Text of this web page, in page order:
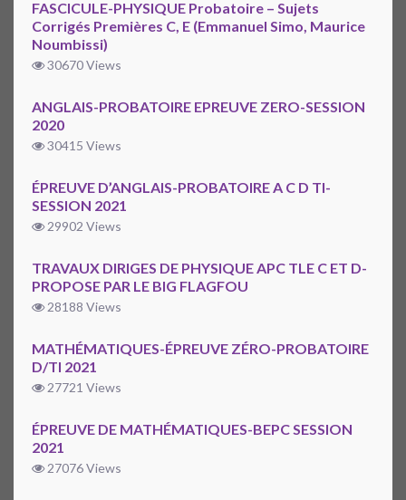
FASCICULE-PHYSIQUE Probatoire – Sujets
Corrigés Premières C, E (Emmanuel Simo, Maurice
Noumbissi)
30670 Views
ANGLAIS-PROBATOIRE EPREUVE ZERO-SESSION
2020
30415 Views
ÉPREUVE D’ANGLAIS-PROBATOIRE A C D TI-
SESSION 2021
29902 Views
TRAVAUX DIRIGES DE PHYSIQUE APC TLE C ET D-
PROPOSE PAR LE BIG FLAGFOU
28188 Views
MATHÉMATIQUES-ÉPREUVE ZÉRO-PROBATOIRE
D/TI 2021
27721 Views
ÉPREUVE DE MATHÉMATIQUES-BEPC SESSION
2021
27076 Views